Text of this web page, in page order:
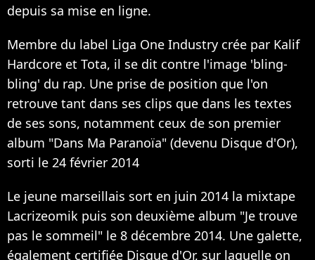
depuis sa mise en ligne.
Membre du label Liga One Industry crée par Kalif
Hardcore et Tota, il se dit contre l'image 'bling-
bling' du rap. Une prise de position que l'on
retrouve tant dans ses clips que dans les textes
de ses sons, notamment ceux de son premier
album "Dans Ma Paranoïa" (devenu Disque d'Or),
sorti le 24 février 2014
Le jeune marseillais sort en juin 2014 la mixtape
Lacrizeomik puis son deuxième album "Je trouve
pas le sommeil" le 8 décembre 2014. Une galette,
également certifiée Disque d'Or, sur laquelle on